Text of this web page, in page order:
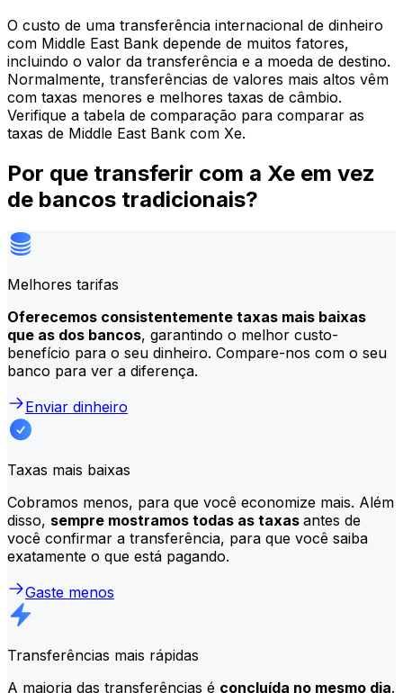
O custo de uma transferência internacional de dinheiro
com Middle East Bank depende de muitos fatores,
incluindo o valor da transferência e a moeda de destino.
Normalmente, transferências de valores mais altos vêm
com taxas menores e melhores taxas de câmbio.
Verifique a tabela de comparação para comparar as
taxas de Middle East Bank com Xe.
Por que transferir com a Xe em vez
de bancos tradicionais?
Melhores tarifas
Oferecemos consistentemente taxas mais baixas
que as dos bancos, garantindo o melhor custo-
benefício para o seu dinheiro. Compare-nos com o seu
banco para ver a diferença.
Enviar dinheiro
Taxas mais baixas
Cobramos menos, para que você economize mais. Além
disso, sempre mostramos todas as taxas antes de
você confirmar a transferência, para que você saiba
exatamente o que está pagando.
Gaste menos
Transferências mais rápidas
A maioria das transferências é concluída no mesmo dia.